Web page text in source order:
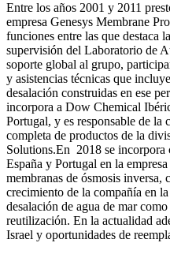
Entre los años 2001 y 2011
empresa Genesys Membrane
funciones entre las que destaca
supervisión del Laboratorio de
soporte global al grupo,
y asistencias técnicas que
desalación construidas en ese
incorpora a Dow Chemical
Portugal, y es responsable de la
completa de productos de la
Solutions.En 2018 se incorpora
España y Portugal en la
membranas de ósmosis inversa,
crecimiento de la compañía en
desalación de agua de mar
reutilización. En la actualidad
Israel y oportunidades de